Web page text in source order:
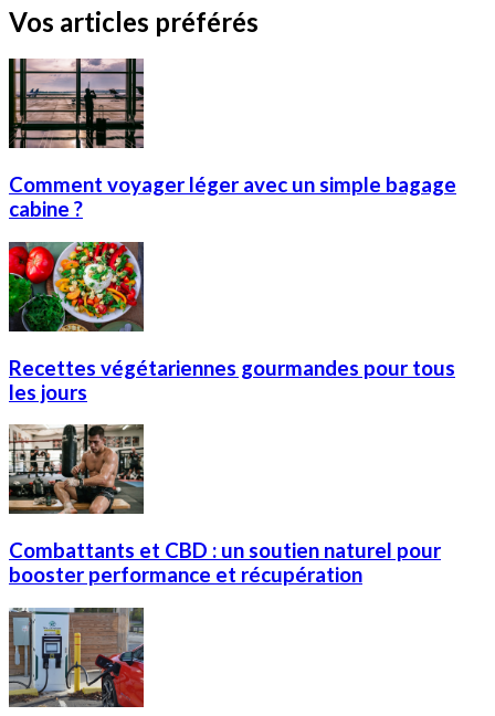
Vos articles préférés
Comment voyager léger avec un simple bagage
cabine ?
Recettes végétariennes gourmandes pour tous
les jours
Combattants et CBD : un soutien naturel pour
booster performance et récupération